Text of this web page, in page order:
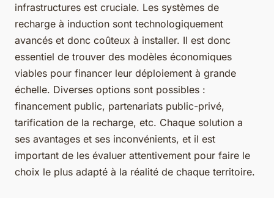
infrastructures est cruciale. Les systèmes de
recharge à induction sont technologiquement
avancés et donc coûteux à installer. Il est donc
essentiel de trouver des modèles économiques
viables pour financer leur déploiement à grande
échelle. Diverses options sont possibles :
financement public, partenariats public-privé,
tarification de la recharge, etc. Chaque solution a
ses avantages et ses inconvénients, et il est
important de les évaluer attentivement pour faire le
choix le plus adapté à la réalité de chaque territoire.